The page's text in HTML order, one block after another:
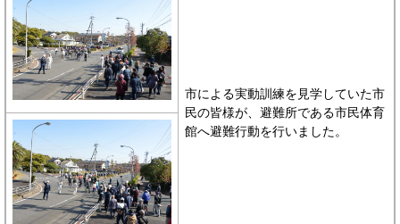
市による実動訓練を見学していた市
民の皆様が、避難所である市民体育
館へ避難行動を行いました。